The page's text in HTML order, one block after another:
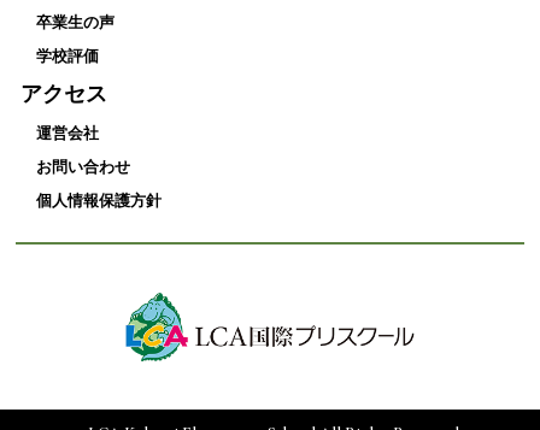
卒業生の声
学校評価
アクセス
運営会社
お問い合わせ
個人情報保護方針